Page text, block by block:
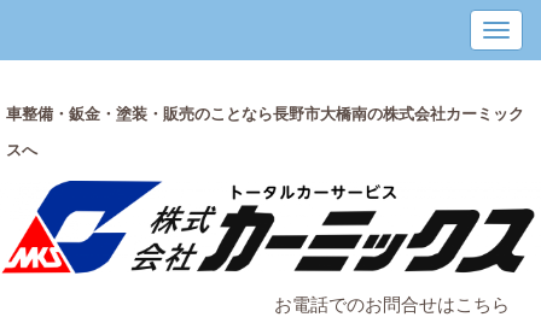
車整備・鈑金・塗装・販売のことなら長野市大橋南の株式会社カーミック
スへ
お電話でのお問合せはこちら